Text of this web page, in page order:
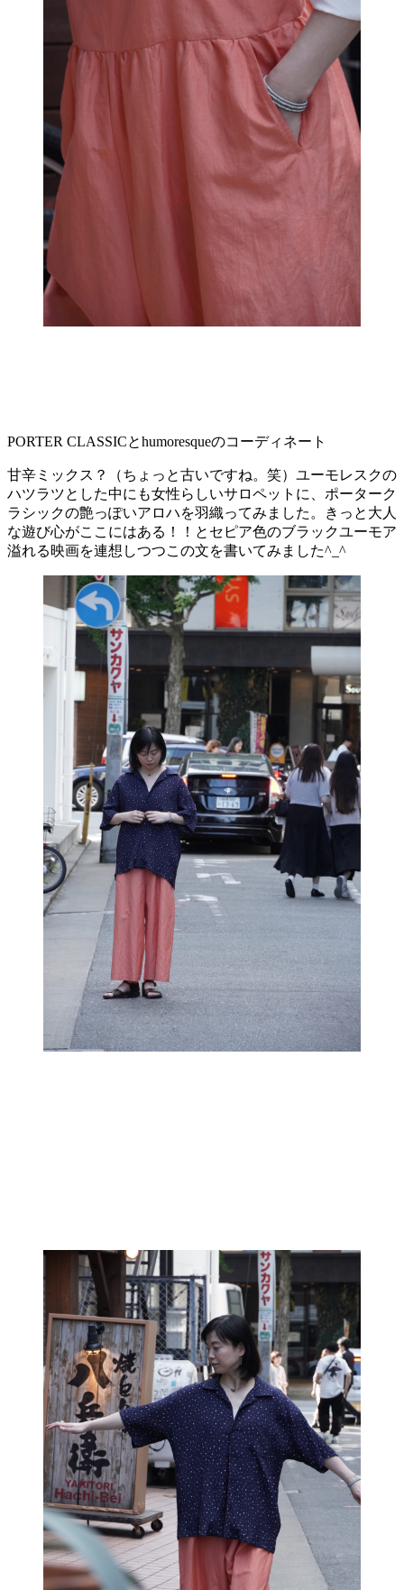
PORTER CLASSICとhumoresqueのコーディネート
甘辛ミックス？（ちょっと古いですね。笑）ユーモレスクの
ハツラツとした中にも女性らしいサロペットに、ポーターク
ラシックの艶っぽいアロハを羽織ってみました。きっと大人
な遊び心がここにはある！！とセピア色のブラックユーモア
溢れる映画を連想しつつこの文を書いてみました^_^